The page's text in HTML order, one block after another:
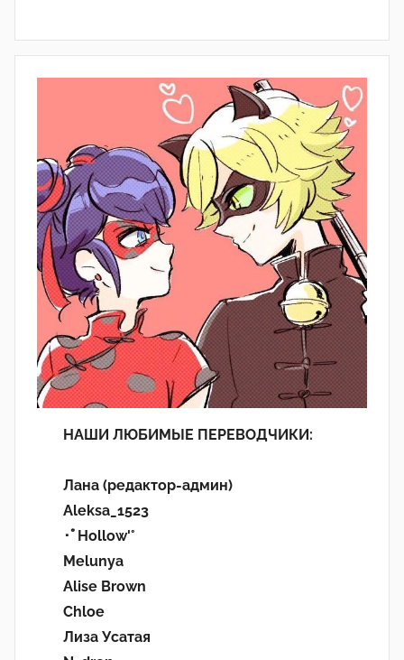
НАШИ ЛЮБИМЫЕ ПЕРЕВОДЧИКИ:
Лана (редактор-админ)
Aleksa_1523
･ﾟHollow'°
Melunya
Alise Brown
Chloe
Лиза Усатая